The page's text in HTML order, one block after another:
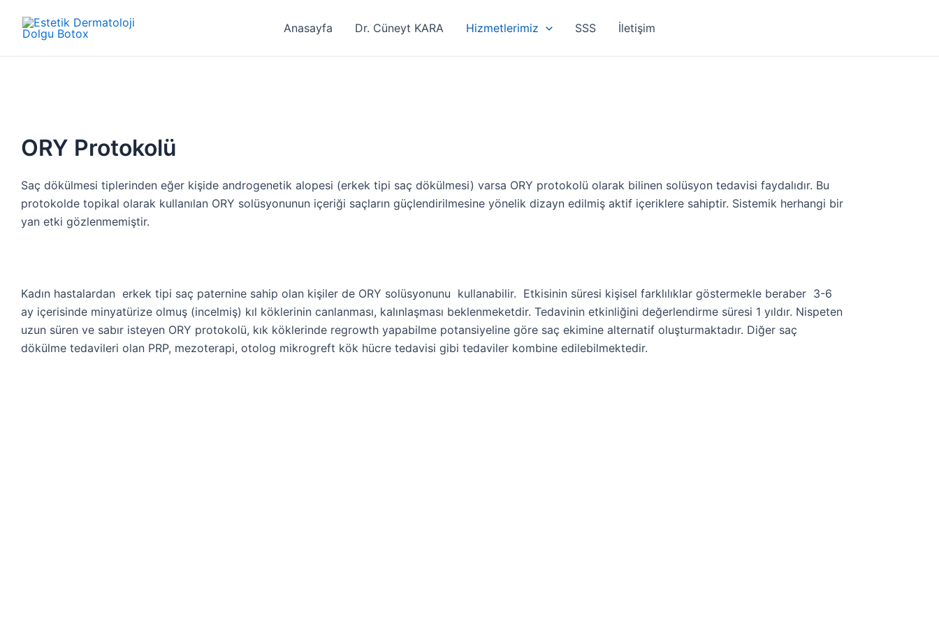
Anasayfa Dr. Cüneyt KARA Hizmetlerimiz SSS İletişim
ORY Protokolü
Saç dökülmesi tiplerinden eğer kişide androgenetik alopesi (erkek tipi saç dökülmesi) varsa ORY protokolü olarak bilinen solüsyon tedavisi faydalıdır. Bu
protokolde topikal olarak kullanılan ORY solüsyonunun içeriği saçların güçlendirilmesine yönelik dizayn edilmiş aktif içeriklere sahiptir. Sistemik herhangi bir
yan etki gözlenmemiştir.
Kadın hastalardan erkek tipi saç paternine sahip olan kişiler de ORY solüsyonunu kullanabilir. Etkisinin süresi kişisel farklılıklar göstermekle beraber 3-6
ay içerisinde minyatürize olmuş (incelmiş) kıl köklerinin canlanması, kalınlaşması beklenmeketdir. Tedavinin etkinliğini değerlendirme süresi 1 yıldır. Nispeten
uzun süren ve sabır isteyen ORY protokolü, kık köklerinde regrowth yapabilme potansiyeline göre saç ekimine alternatif oluşturmaktadır. Diğer saç
dökülme tedavileri olan PRP, mezoterapi, otolog mikrogreft kök hücre tedavisi gibi tedaviler kombine edilebilmektedir.